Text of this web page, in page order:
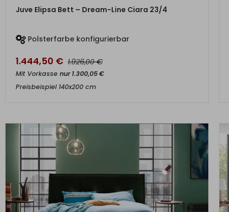
ZUM PRODUKT
Juve Elipsa Bett – Dream-Line Ciara 23/4
Polsterfarbe konfigurierbar
1.444,50 € 1.926,00€
Mit Vorkasse nur1.300,05€
Preisbeispiel 140x200 cm